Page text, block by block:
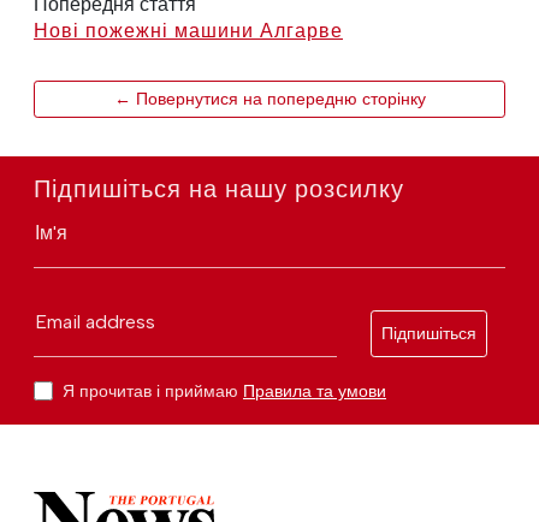
Нові пожежні машини Алгарве
← Повернутися на попередню сторінку
Підпишіться на нашу розсилку
Ім'я
Email address
Підпишіться
Я прочитав і приймаю Правила та умови